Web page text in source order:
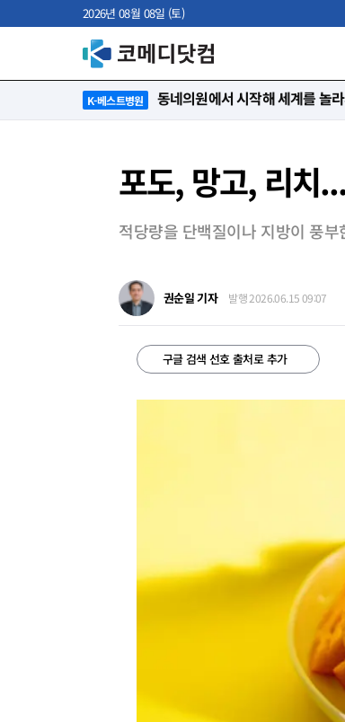
2026년 08월 08일 (토)
K-베스트병원 “절대 먼저 말하지 않아요. 대신
포도, 망고, 리치
적당량을 단백질이나 지방이 풍
권순일 기자 발행 2026.06.15 09:07
구글 검색 선호 출처로 추가